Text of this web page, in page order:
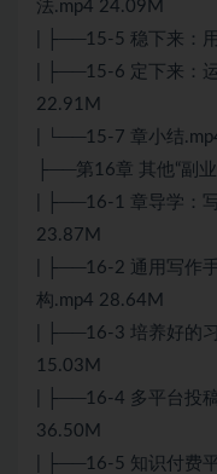
法.mp4 24.09M
| ├──15-5 稳下来：
| ├──15-6 定下来：
22.91M
| └──15-7 章小结
├──第16章 其他“副
| ├──16-1 章导学：
23.87M
| ├──16-2 通用写作
构.mp4 28.64M
| ├──16-3 培养好的
15.03M
| ├──16-4 多平台投
36.50M
| ├──16-5 知识付费